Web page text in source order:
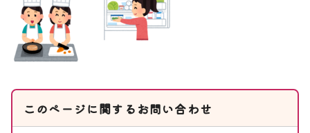
このページに関する お問い合わせ